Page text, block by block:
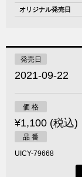
オリジナル発売日
発売日
2021-09-22
価 格
¥1,100 (税込)
品 番
UICY-79668